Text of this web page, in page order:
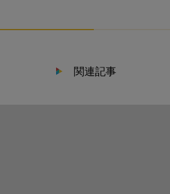
関連記事